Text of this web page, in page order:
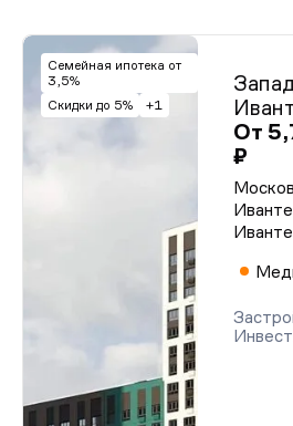
Семейная ипотека от
3,5%
Скидки до 5%
+1
От
₽